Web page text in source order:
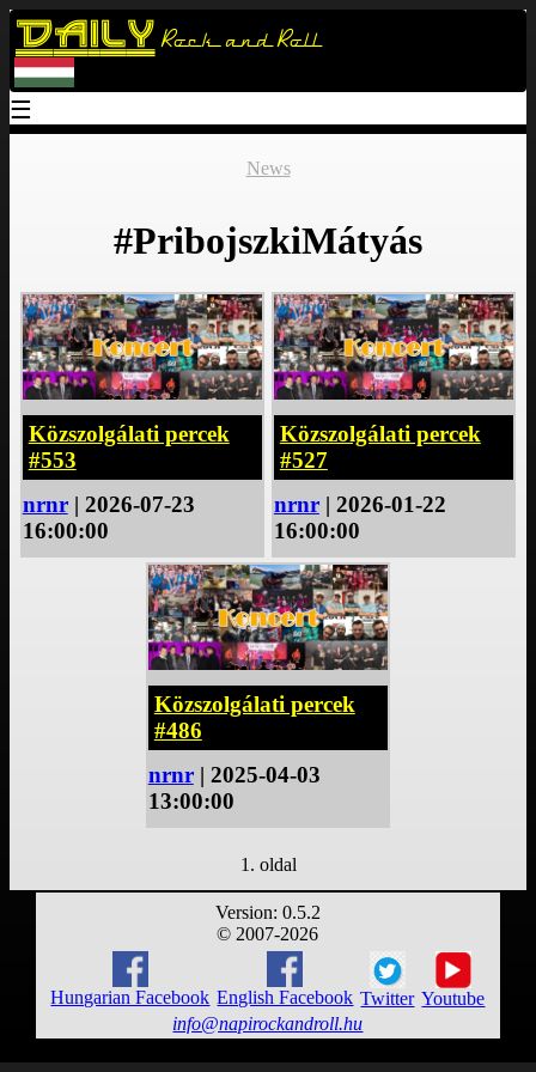
Daily Rock and Roll
☰
News
#PribojszkiMátyás
Közszolgálati percek
#553
nrnr| 2026-07-23
16:00:00
Közszolgálati percek
#527
nrnr| 2026-01-22
16:00:00
Közszolgálati percek
#486
nrnr| 2025-04-03
13:00:00
1. oldal
Version: 0.5.2
© 2007-2026
Hungarian Facebook English Facebook Twitter Youtube
info@napirockandroll.hu